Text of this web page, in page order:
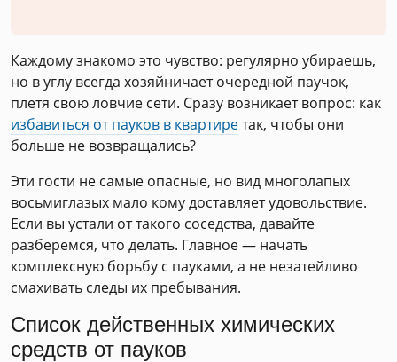
Каждому знакомо это чувство: регулярно убираешь,
но в углу всегда хозяйничает очередной паучок,
плетя свою ловчие сети. Сразу возникает вопрос: как
избавиться от пауков в квартиретак, чтобы они
больше не возвращались?
Эти гости не самые опасные, но вид многолапых
восьмиглазых мало кому доставляет удовольствие.
Если вы устали от такого соседства, давайте
разберемся, что делать. Главное — начать
комплексную борьбу с пауками, а не незатейливо
смахивать следы их пребывания.
Список действенных химических
средств от пауков